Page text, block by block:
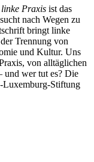
linke Praxis ist das
nach Wegen zu
bringt linke
Trennung von
und Kultur. Uns
von alltäglichen
und wer tut es? Die
Luxemburg-Stiftung